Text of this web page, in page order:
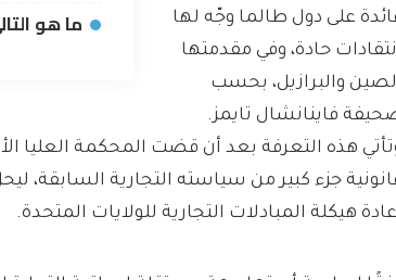
ما هو
على دول طالما وجّه لها
حادة، وفي مقدمتها
والبرازيل، بحسب
فاينانشال تايمز.
هذه التعرفة بعد أن قضت المحكمة العليا
جزء كبير من سياسته التجارية السابقة،
هيكلة المبادلات التجارية للولايات المتحدة.